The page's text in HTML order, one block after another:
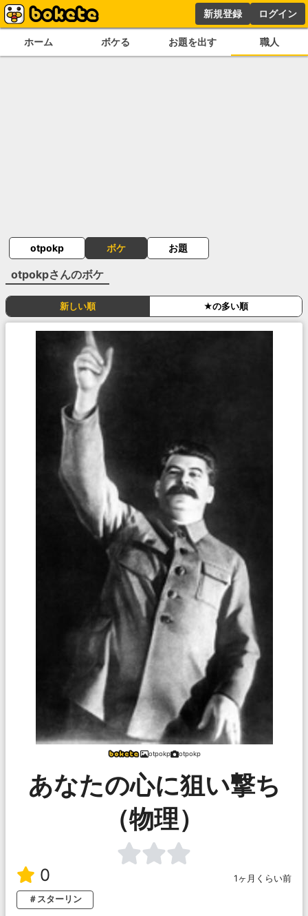
新規登録 ログイン
ホーム ボケる お題を出す 職人
otpokp ボケ お題
otpokpさんのボケ
新しい順 ★の多い順
otpokp otpokp
あなたの心に狙い撃ち
（物理）
0
1ヶ月くらい前
＃スターリン